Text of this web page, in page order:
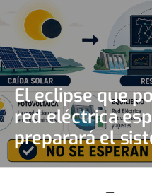
El eclipse que
red eléctrica
preparará el
apagón solar